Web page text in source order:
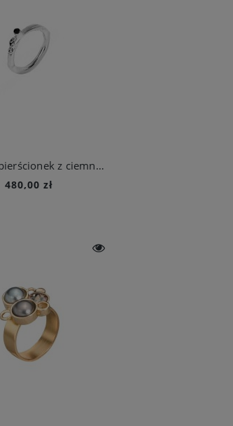
Subtelny pierścionek z ciemnym kamieniem z kolekcji New Stone
480,00 zł